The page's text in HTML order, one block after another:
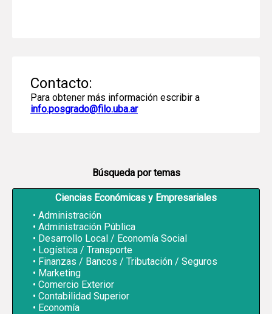
Búsqueda por temas
Ciencias Económicas y Empresariales
Administración
Administración Pública
Desarrollo Local / Economía Social
Logística / Transporte
Finanzas / Bancos / Tributación / Seguros
Marketing
Comercio Exterior
Contabilidad Superior
Economía
Contacto:
Para obtener más información escribir a
info.posgrado@filo.uba.ar